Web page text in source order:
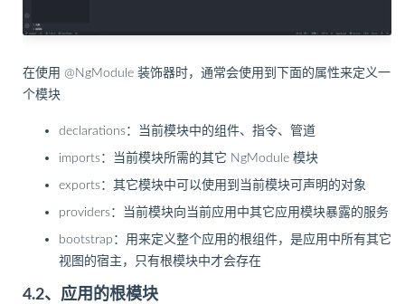
在使用 @NgModule 装饰器时，通常会使用到下面的属性来定义一
个模块
declarations：当前模块中的组件、指令、管道
imports：当前模块所需的其它 NgModule 模块
exports：其它模块中可以使用到当前模块可声明的对象
providers：当前模块向当前应用中其它应用模块暴露的服务
bootstrap：用来定义整个应用的根组件，是应用中所有其它
视图的宿主，只有根模块中才会存在
4.2、应用的根模块